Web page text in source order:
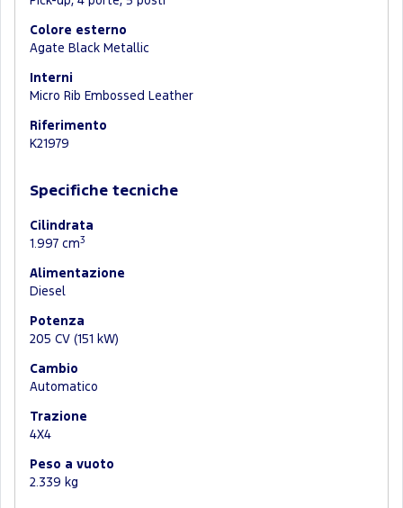
Colore esterno
Agate Black Metallic
Interni
Micro Rib Embossed Leather
Riferimento
K21979
Specifiche tecniche
Cilindrata
1.997 cm3
Alimentazione
Diesel
Potenza
205 CV (151 kW)
Cambio
Automatico
Trazione
4X4
Peso a vuoto
2.339 kg